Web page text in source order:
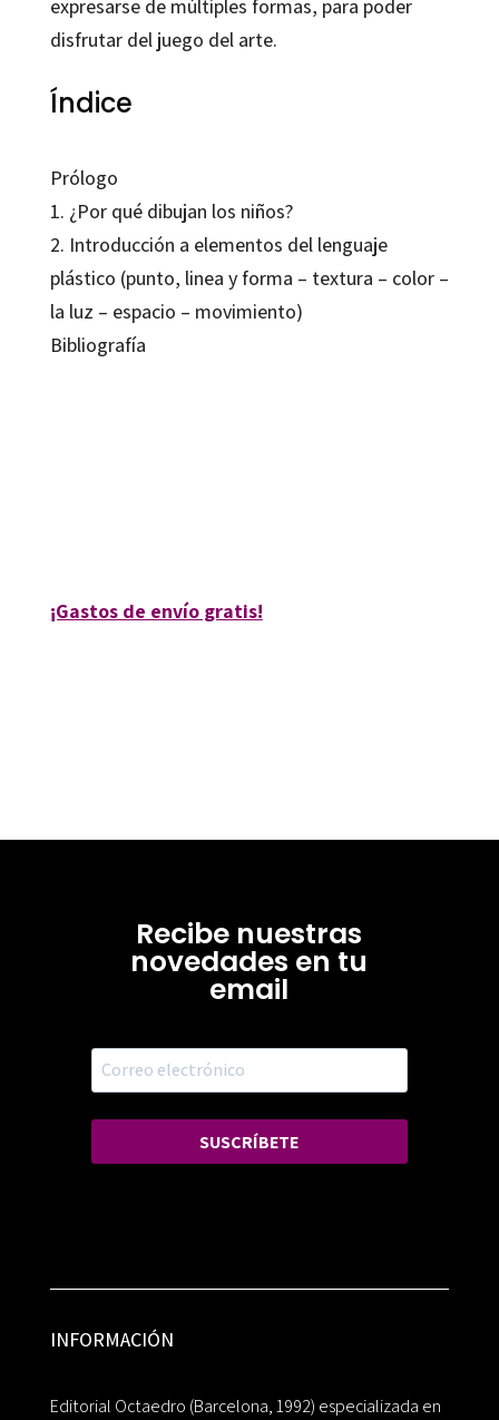
expresarse de múltiples formas, para poder
disfrutar del juego del arte.
Índice
Prólogo
1. ¿Por qué dibujan los niños?
2. Introducción a elementos del lenguaje
plástico (punto, linea y forma – textura – color –
la luz – espacio – movimiento)
Bibliografía
¡Gastos de envío gratis!
Recibe nuestras
novedades en tu
email
SUSCRÍBETE
INFORMACIÓN
Editorial Octaedro (Barcelona, 1992) especializada en